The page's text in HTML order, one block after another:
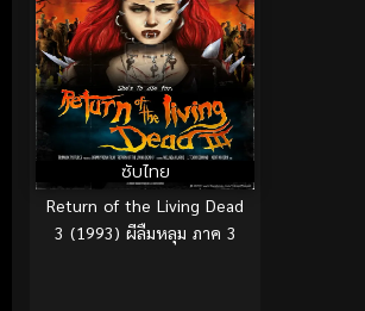
ซับไทย
Return of the Living Dead
3 (1993) ผีลืมหลุม ภาค 3